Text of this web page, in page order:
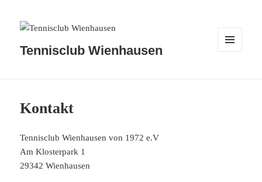
Tennisclub Wienhausen
Kontakt
Tennisclub Wienhausen von 1972 e.V
Am Klosterpark 1
29342 Wienhausen